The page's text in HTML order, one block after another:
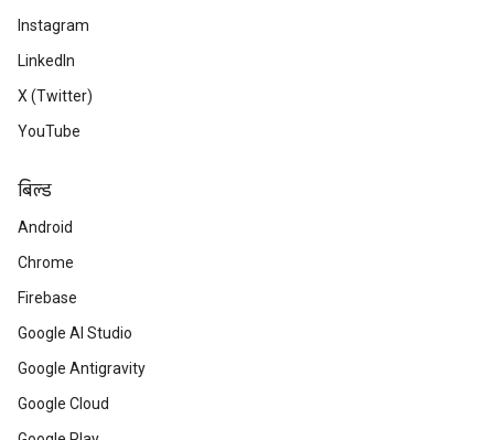
Instagram
LinkedIn
X (Twitter)
YouTube
बिल्ड
Android
Chrome
Firebase
Google AI Studio
Google Antigravity
Google Cloud